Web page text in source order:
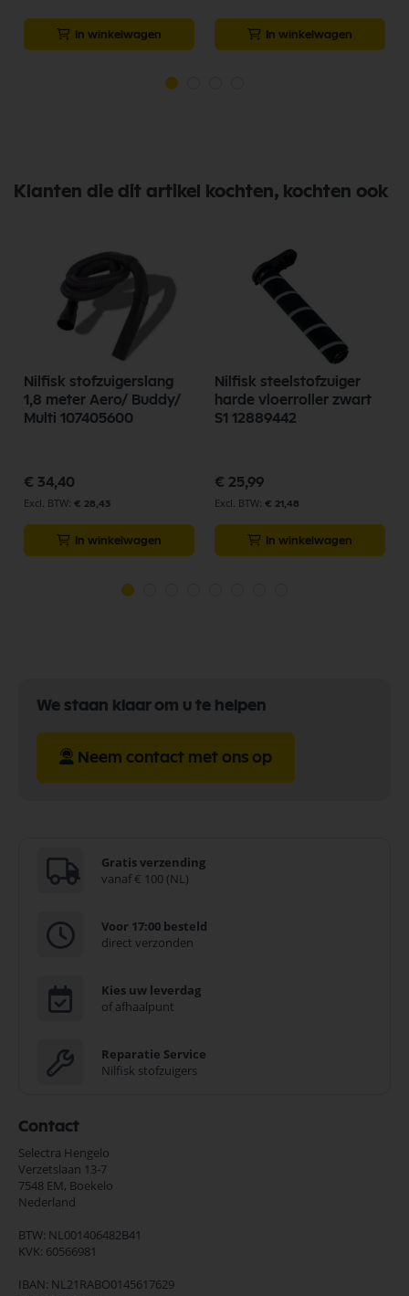
In winkelwagen In winkelwagen
Klanten die dit artikel kochten, kochten ook
Nilfisk stofzuigerslang
1,8 meter Aero/ Buddy/
Multi 107405600
€ 34,40
€ 28,43
In winkelwagen
Nilfisk steelstofzuiger
harde vloerroller zwart
S1 12889442
€ 25,99
€ 21,48
In winkelwagen
We staan klaar om u te helpen
Neem contact met ons op
Gratis verzending
vanaf € 100 (NL)
Voor 17:00 besteld
direct verzonden
Kies uw leverdag
of afhaalpunt
Reparatie Service
Nilfisk stofzuigers
Contact
Selectra Hengelo
Verzetslaan 13-7
7548 EM, Boekelo
Nederland
BTW: NL001406482B41
KVK: 60566981
IBAN: NL21RABO0145617629